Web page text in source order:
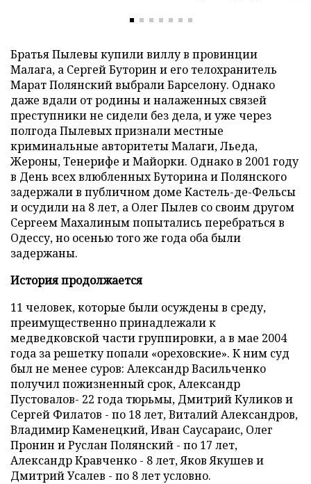
Братья Пылевы купили виллу в провинции
Малага, а Сергей Буторин и его телохранитель
Марат Полянский выбрали Барселону. Однако
даже вдали от родины и налаженных связей
преступники не сидели без дела, и уже через
полгода Пылевых признали местные
криминальные авторитеты Малаги, Льеда,
Жероны, Тенерифе и Майорки. Однако в 2001 году
в День всех влюбленных Буторина и Полянского
задержали в публичном доме Кастель-де-Фельсы
и осудили на 8 лет, а Олег Пылев со своим другом
Сергеем Махалиным попытались перебраться в
Одессу, но осенью того же года оба были
задержаны.
История продолжается
11 человек, которые были осуждены в среду,
преимущественно принадлежали к
медведковской части группировки, а в мае 2004
года за решетку попали «ореховские». К ним суд
был не менее суров: Александр Васильченко
получил пожизненный срок, Александр
Пустовалов- 22 года тюрьмы, Дмитрий Куликов и
Сергей Филатов - по 18 лет, Виталий Александров,
Владимир Каменецкий, Иван Саусараис, Олег
Пронин и Руслан Полянский - по 17 лет,
Александр Кравченко - 8 лет, Яков Якушев и
Дмитрий Усалев - по 8 лет условно.